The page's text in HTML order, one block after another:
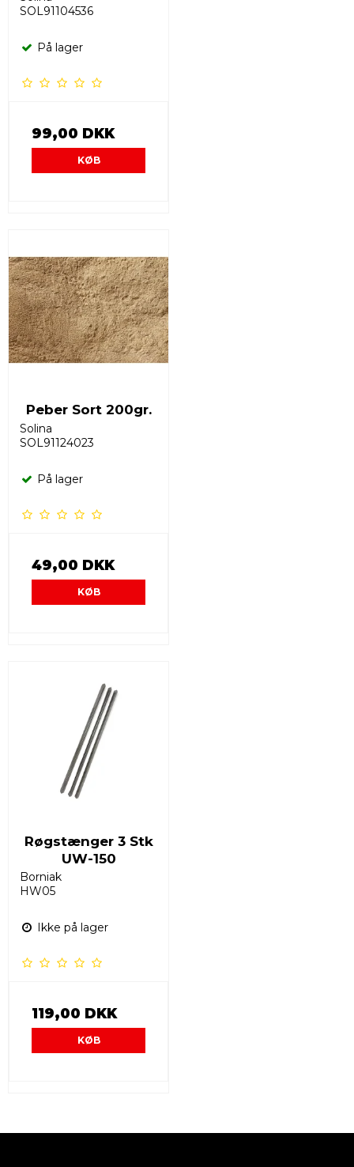
SOL91104536
På lager
99,00 DKK
KØB
Peber Sort 200gr.
Solina
SOL91124023
På lager
49,00 DKK
KØB
Røgstænger 3 Stk
UW-150
Borniak
HW05
Ikke på lager
119,00 DKK
KØB